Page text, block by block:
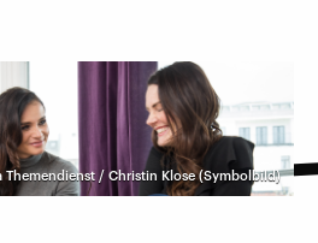
/ Christin Klose (Symbolbild)